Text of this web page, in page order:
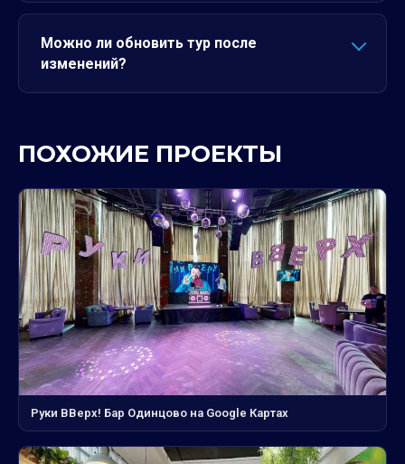
Можно ли обновить тур после
изменений?
ПОХОЖИЕ ПРОЕКТЫ
Руки ВВерх! Бар Одинцово на Google Картах